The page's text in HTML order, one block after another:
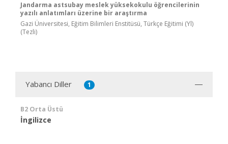
Jandarma astsubay meslek yüksekokulu öğrencilerinin
yazılı anlatımları üzerine bir araştırma
Gazi Üniversitesi, Eğitim Bilimleri Enstitüsü, Türkçe Eğitimi (Yl)
(Tezli)
Yabancı Diller 1
B2 Orta Üstü
İngilizce